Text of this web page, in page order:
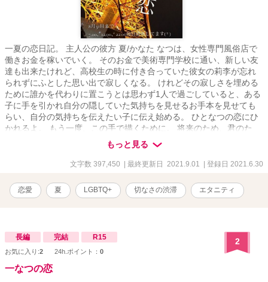
一夏の恋日記。 主人公の彼方 夏/かなた なつは、女性専門風俗店で
働きお金を稼いでいく。 そのお金で美術専門学校に通い、新しい友
達も出来たけれど、高校生の時に付き合っていた彼女の莉李が忘れ
られずにふとした思い出で寂しくなる。 けれどその寂しさを埋める
ために誰かを代わりに置こうとは思わず1人で過ごしていると、ある
子に手を引かれ自分の隠していた気持ちを見せるお手本を見せても
らい、自分の気持ちを伝えたい子に伝え始める。 ひとなつの恋にひ
かれるよ。 もう一度、この手で描くために。 将来のため、君のた
め、自分のために。 自らの身体だけでなんとかしてきた主人公。 け
れど何も芽生えないあの身体に触れることで自分の本心は溶け出
し、空気に触れ死んでいく。 批判されると分かっていても、自分が
そして、今日もまた 何でもない人たちと脆く儚い愛を語り、 大切な
人たちには砕けても煌めき残り続ける愛を届けられずに日々を過ご
https://open.spotify.com/playlist/08yh0OwB5etrXXEC5LuMJY?si=N-
f-0URyRPimdYKj-A2myw&dl_branch=1 サイドストーリーの«一なつ
の恋»もあります！ ･カクヨム ･小説家になろう ･魔法のiらんど ･ノ
ベルアップ+ にも掲載しています。
もっと見る
文字数 397,450 | 最終更新日 2021.9.01 | 登録日 2021.6.30
恋愛 夏 LGBTQ+ 切なさの渋滞 エタニティ
長編 完結 R15
お気に入り:2 24h.ポイント： 0
2
一なつの恋